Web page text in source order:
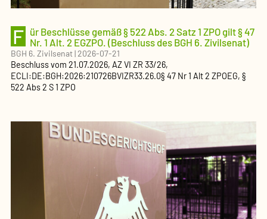
F ür Beschlüsse gemäß § 522 Abs. 2 Satz 1 ZPO gilt § 47
Nr. 1 Alt. 2 EGZPO. (Beschluss des BGH 6. Zivilsenat)
BGH 6. Zivilsenat|2026-07-21
Beschlussvom 21.07.2026, AZVI ZR 33/26,
ECLI:DE:BGH:2026:210726BVIZR33.26.0§ 47 Nr 1 Alt 2 ZPOEG, §
522 Abs 2 S 1 ZPO